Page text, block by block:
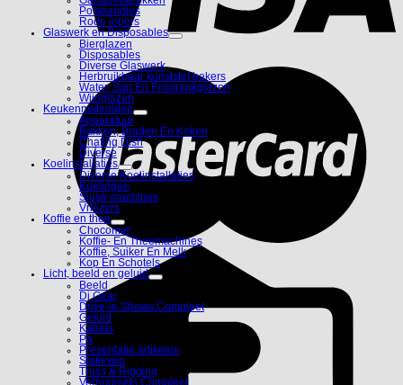
Polsbandjes
Rode lopers
Glaswerk en Disposables
Bierglazen
Disposables
Diverse Glaswerk
Herbruikbaar kunststof bekers
Water, Sap En Frisdrankglazen
Wijnglazen
Keukenmaterialen
Apparatuur
Bakken, Braden En Koken
Chafing Dish
Diverse
Koelinstallaties
Diverse Koelinstallaties
Koelingen
Slush-machines
Vriezers
Koffie en thee
Chocomel
Koffie- En Theemachines
Koffie, Suiker En Melk
Kop En Schotels
Licht, beeld en geluid
Beeld
Dj Gear
Drive-in Shows Compleet
Geluid
Kabels
Pa
Presentatie artikelen
Statieven
Truss & Rigging
Verhuursets Compleet